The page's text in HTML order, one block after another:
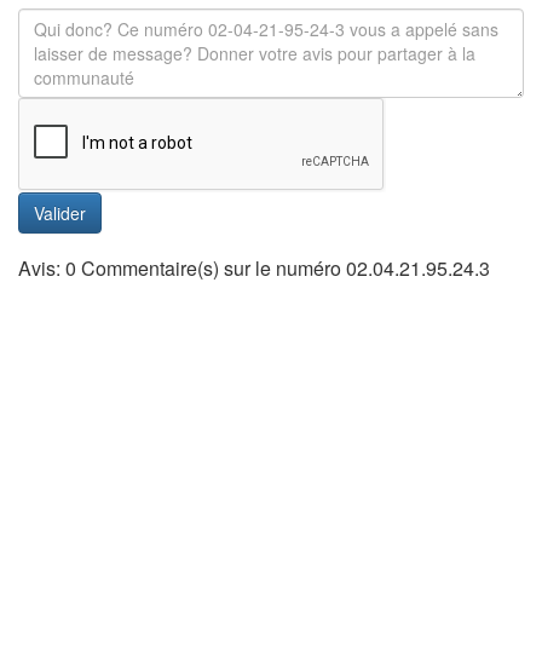
Valider
Avis: 0 Commentaire(s) sur le numéro 02.04.21.95.24.3